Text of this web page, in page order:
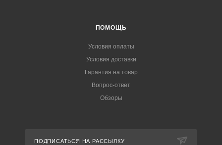
ПОМОЩЬ
Условия оплаты
Условия доставки
Гарантия на товар
Вопрос-ответ
Обзоры
ПОДПИСАТЬСЯ НА РАССЫЛКУ